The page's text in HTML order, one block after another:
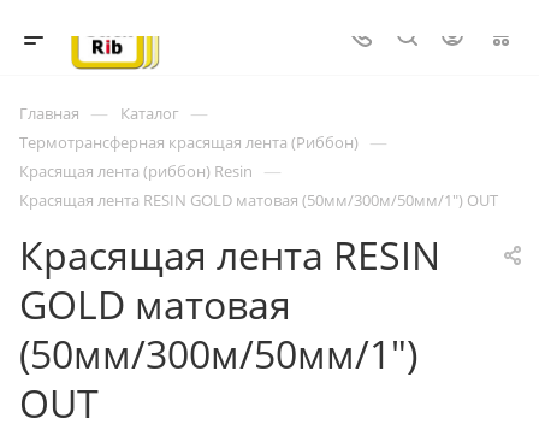
Главная — Каталог —
Термотрансферная красящая лента (Риббон) —
Красящая лента (риббон) Resin —
Красящая лента RESIN GOLD матовая (50мм/300м/50мм/1") OUT
Красящая лента RESIN
GOLD матовая
(50мм/300м/50мм/1")
OUT